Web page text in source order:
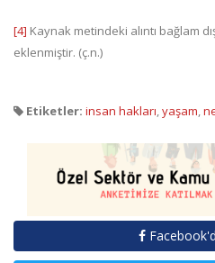
[4] Kaynak metindeki alıntı bağlam
eklenmiştir. (ç.n.)
Etiketler: insan hakları,yaşam,